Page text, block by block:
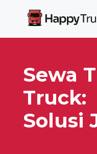
Sewa
Truck:
Solusi